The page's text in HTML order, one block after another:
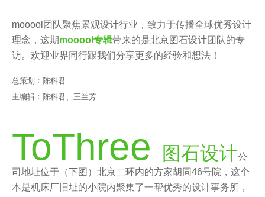
2
y
a
r
o
o
o
l
mooool团队聚焦景观设计行业，致力于传播全球优秀设计
理念，这期mooool专辑带来的是北京图石设计团队的专
访。欢迎业界同行跟我们分享更多的经验和想法！
总策划：陈科君
主编辑：陈科君、王兰芳
ToThree 图石设计公
司地址位于（下图）北京二环内的方家胡同46号院，这个
本是机床厂旧址的小院内聚集了一帮优秀的设计事务所，